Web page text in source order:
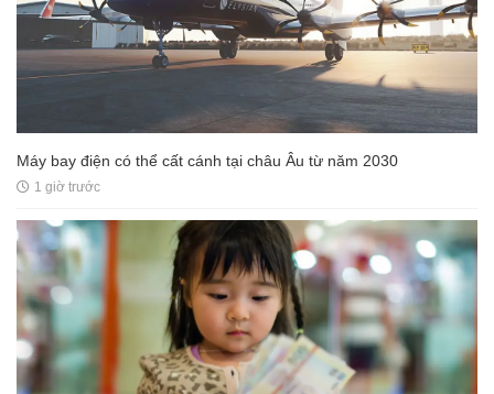
Máy bay điện có thể cất cánh tại châu Âu từ năm 2030
1 giờ trước